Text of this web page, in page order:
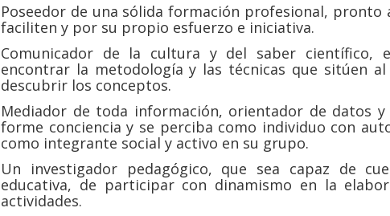
Poseedor de una sólida formación profesional,
faciliten y por su propio esfuerzo e iniciativa.
Comunicador de la cultura y del saber científico,
encontrar la metodología y las técnicas que sitúen
descubrir los conceptos.
Mediador de toda información, orientador de datos
forme conciencia y se perciba como individuo con
como integrante social y activo en su grupo.
Un investigador pedagógico, que sea capaz de
educativa, de participar con dinamismo en la
actividades.